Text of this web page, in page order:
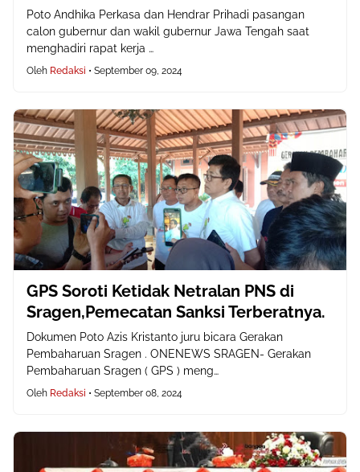
Poto Andhika Perkasa dan Hendrar Prihadi pasangan
calon gubernur dan wakil gubernur Jawa Tengah saat
menghadiri rapat kerja …
Oleh Redaksi • September 09, 2024
GPS Soroti Ketidak Netralan PNS di
Sragen,Pemecatan Sanksi Terberatnya.
Dokumen Poto Azis Kristanto juru bicara Gerakan
Pembaharuan Sragen . ONENEWS SRAGEN- Gerakan
Pembaharuan Sragen ( GPS ) meng…
Oleh Redaksi • September 08, 2024